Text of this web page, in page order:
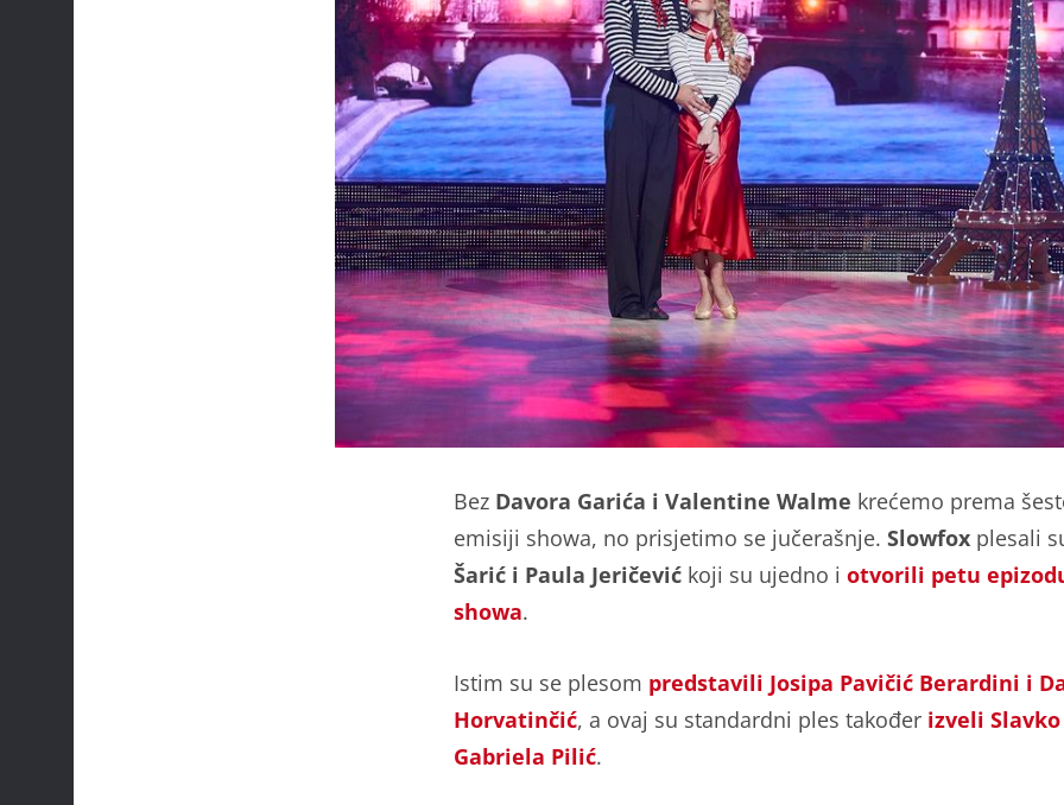
Bez Davora Garića i Valentine Walme krećemo prema
emisiji showa, no prisjetimo se jučerašnje. Slowfox plesali
Šarić i Paula Jeričević koji su ujedno i otvorili petu
showa.
Istim su se plesom predstavili Josipa Pavičić Berardini i
Horvatinčić, a ovaj su standardni ples također izveli
Gabriela Pilić.